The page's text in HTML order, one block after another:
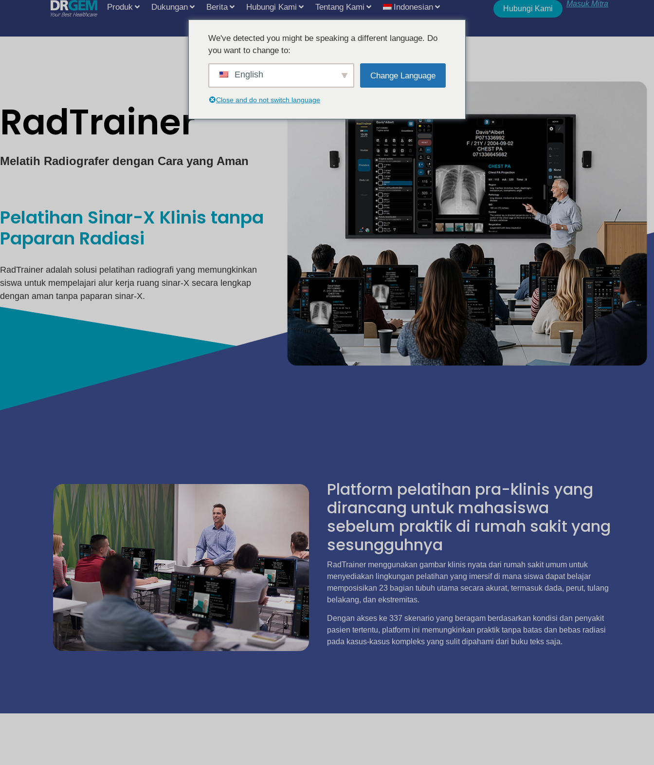
Produk Dukungan Berita Hubungi Kami Tentang Kami Indonesian Hubungi Kami
Masuk Mitra
RadTrainer
Melatih Radiografer dengan Cara yang Aman
Pelatihan Sinar-X Klinis tanpa
Paparan Radiasi
RadTrainer adalah solusi pelatihan radiografi yang memungkinkan
siswa untuk mempelajari alur kerja ruang sinar-X secara lengkap
dengan aman tanpa paparan sinar-X.
Platform pelatihan pra-klinis yang
dirancang untuk mahasiswa
sebelum praktik di rumah sakit yang
sesungguhnya
RadTrainer menggunakan gambar klinis nyata dari rumah sakit umum untuk
menyediakan lingkungan pelatihan yang imersif di mana siswa dapat belajar
memposisikan 23 bagian tubuh utama secara akurat, termasuk dada, perut, tulang
belakang, dan ekstremitas.
Dengan akses ke 337 skenario yang beragam berdasarkan kondisi dan penyakit
pasien tertentu, platform ini memungkinkan praktik tanpa batas dan bebas radiasi
pada kasus-kasus kompleks yang sulit dipahami dari buku teks saja.
We've detected you might be speaking a different language. Do
you want to change to:
English Change Language
Close and do not switch language